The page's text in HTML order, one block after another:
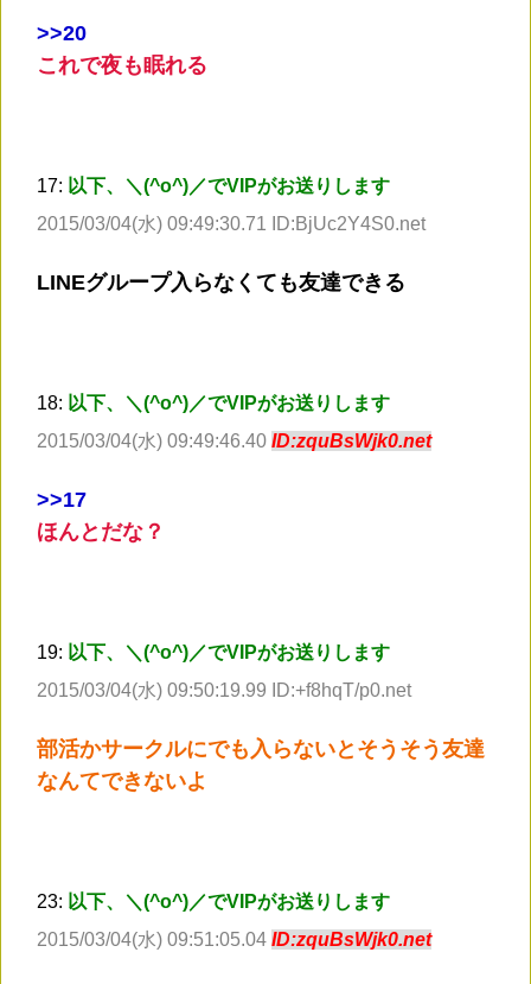
>>20
これで夜も眠れる
17: 以下、＼(^o^)／でVIPがお送りします
2015/03/04(水) 09:49:30.71 ID:BjUc2Y4S0.net
LINEグループ入らなくても友達できる
18: 以下、＼(^o^)／でVIPがお送りします
2015/03/04(水) 09:49:46.40 ID:zquBsWjk0.net
>>17
ほんとだな？
19: 以下、＼(^o^)／でVIPがお送りします
2015/03/04(水) 09:50:19.99 ID:+f8hqT/p0.net
部活かサークルにでも入らないとそうそう友達
なんてできないよ
23: 以下、＼(^o^)／でVIPがお送りします
2015/03/04(水) 09:51:05.04 ID:zquBsWjk0.net